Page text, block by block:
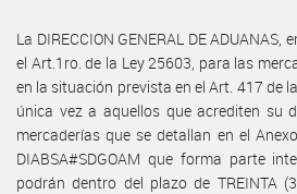
La DIRECCION GENERAL DE
el Art.1ro. de la Ley 25603, para las
en la situación prevista en el Art. 417 de
única vez a aquellos que acrediten su
mercaderías que se detallan en el
DIABSA#SDGOAM que forma parte
podrán dentro del plazo de TREINTA